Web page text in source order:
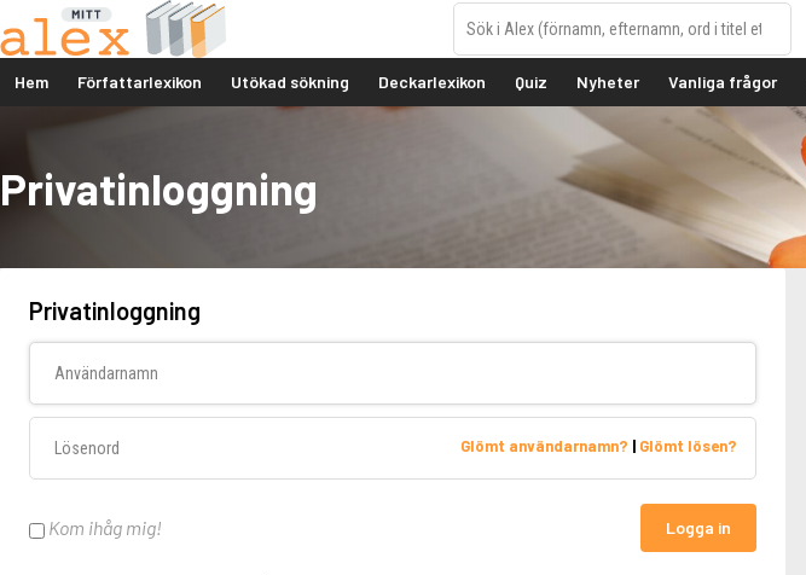
Hem Författarlexikon Utökad sökning Deckarlexikon Quiz Nyheter Vanliga frågor
Privatinloggning
Privatinloggning
Glömt användarnamn? | Glömt lösen?
Kom ihåg mig! Logga in